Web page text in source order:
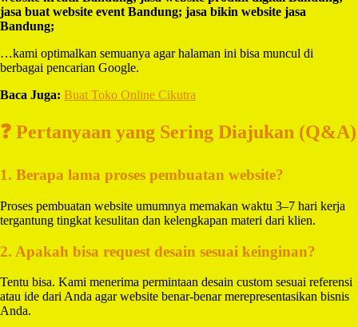
jasa buat website event Bandung; jasa bikin website jasa
Bandung;
…kami optimalkan semuanya agar halaman ini bisa muncul di
berbagai pencarian Google.
Baca Juga: Buat Toko Online Cikutra
❓ Pertanyaan yang Sering Diajukan (Q&A)
1. Berapa lama proses pembuatan website?
Proses pembuatan website umumnya memakan waktu 3–7 hari kerja
tergantung tingkat kesulitan dan kelengkapan materi dari klien.
2. Apakah bisa request desain sesuai keinginan?
Tentu bisa. Kami menerima permintaan desain custom sesuai referensi
atau ide dari Anda agar website benar-benar merepresentasikan bisnis
Anda.